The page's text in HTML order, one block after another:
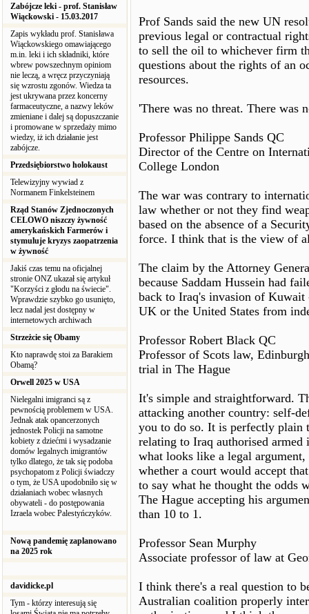
Zabójcze leki - prof. Stanisław
Wiąckowski - 15.03.2017
Zapis wykładu prof. Stanisława
Wiąckowskiego omawiającego
m.in. leki i ich składniki, które
wbrew powszechnym opiniom
nie leczą, a wręcz przyczyniają
się wzrostu zgonów. Wiedza ta
jest ukrywana przez koncerny
farmaceutyczne, a nazwy leków
zmieniane i dalej są dopuszczanie
i promowane w sprzedaży mimo
wiedzy, iż ich działanie jest
zabójcze.
Przedsiębiorstwo holokaust
Telewizyjny wywiad z
Normanem Finkelsteinem
Rząd Stanów Zjednoczonych
CELOWO niszczy żywność
amerykańskich Farmerów i
stymuluje kryzys zaopatrzenia
w żywność
Jakiś czas temu na oficjalnej
stronie ONZ ukazał się artykuł
"Korzyści z głodu na świecie".
Wprawdzie szybko go usunięto,
lecz nadal jest dostępny w
internetowych archiwach
Strzeżcie się Obamy
Kto naprawdę stoi za Barakiem
Obamą?
Orwell 2025 w USA
Nielegalni imigranci są z
pewnością problemem w USA.
Jednak atak opancerzonych
jednostek Policji na samotne
kobiety z dziećmi i wysadzanie
domów legalnych imigrantów
tylko dlatego, że tak się podoba
psychopatom z Policji świadczy
o tym, że USA upodobniło się w
działaniach wobec własnych
obywateli - do postępowania
Izraela wobec Palestyńczyków.
Nową pandemię zaplanowano
na 2025 rok
davidicke.pl
Tym - którzy interesują się
Prof Sands said the new UN
previous legal or contractual
to sell the oil to whichever firm
questions about the rights of an
resources.
'There was no threat. There was
Professor Philippe Sands QC
Director of the Centre on
College London
The war was contrary to
law whether or not they find
based on the absence of a
force. I think that is the view of
The claim by the Attorney
because Saddam Hussein had
back to Iraq's invasion of Kuwait
UK or the United States from
Professor Robert Black QC
Professor of Scots law,
trial in The Hague
It's simple and straightforward.
attacking another country: self-
you to do so. It is perfectly plain
relating to Iraq authorised
what looks like a legal
whether a court would accept
to say what he thought the odds
The Hague accepting his
than 10 to 1.
Professor Sean Murphy
Associate professor of law at
I think there's a real question to
Australian coalition properly